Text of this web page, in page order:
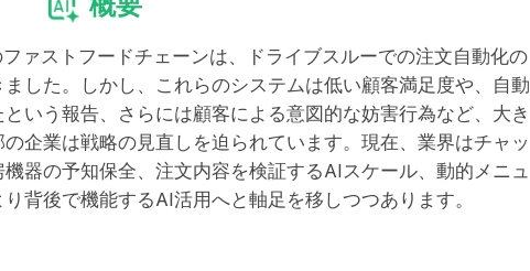
ァストフードチェーンは、ドライブスルーでの注文自動化の
した。しかし、これらのシステムは低い顧客満足度や、自動
いう報告、さらには顧客による意図的な妨害行為など、大き
企業は戦略の見直しを迫られています。現在、業界はチャッ
器の予知保全、注文内容を検証するAIスケール、動的メニュ
背後で機能するAI活用へと軸足を移しつつあります。